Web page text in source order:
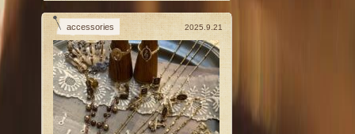
accessories 2025.9.21